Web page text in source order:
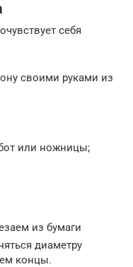
себя
своими руками из
или ножницы;
из бумаги
диаметру
концы.